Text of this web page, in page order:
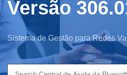
Versão
Sistema de Gestão para Redes
Search